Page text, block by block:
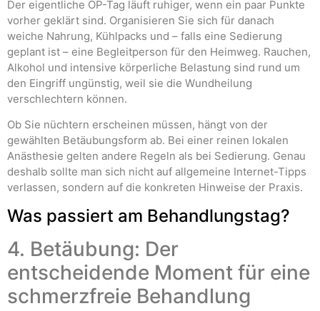
Der eigentliche OP-Tag läuft ruhiger, wenn ein paar Punkte
vorher geklärt sind. Organisieren Sie sich für danach
weiche Nahrung, Kühlpacks und – falls eine Sedierung
geplant ist – eine Begleitperson für den Heimweg. Rauchen,
Alkohol und intensive körperliche Belastung sind rund um
den Eingriff ungünstig, weil sie die Wundheilung
verschlechtern können.
Ob Sie nüchtern erscheinen müssen, hängt von der
gewählten Betäubungsform ab. Bei einer reinen lokalen
Anästhesie gelten andere Regeln als bei Sedierung. Genau
deshalb sollte man sich nicht auf allgemeine Internet-Tipps
verlassen, sondern auf die konkreten Hinweise der Praxis.
Was passiert am Behandlungstag?
4. Betäubung: Der
entscheidende Moment für eine
schmerzfreie Behandlung